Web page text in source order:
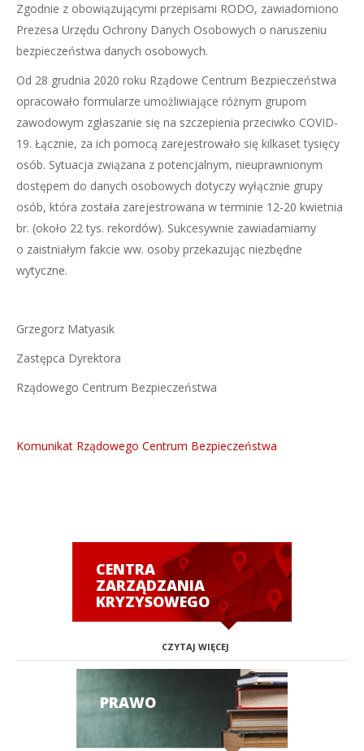
Zgodnie z obowiązującymi przepisami RODO, zawiadomiono
Prezesa Urzędu Ochrony Danych Osobowych o naruszeniu
bezpieczeństwa danych osobowych.
Od 28 grudnia 2020 roku Rządowe Centrum Bezpieczeństwa
opracowało formularze umożliwiające różnym grupom
zawodowym zgłaszanie się na szczepienia przeciwko COVID-
19. Łącznie, za ich pomocą zarejestrowało się kilkaset tysięcy
osób. Sytuacja związana z potencjalnym, nieuprawnionym
dostępem do danych osobowych dotyczy wyłącznie grupy
osób, która została zarejestrowana w terminie 12-20 kwietnia
br. (około 22 tys. rekordów). Sukcesywnie zawiadamiamy
o zaistniałym fakcie ww. osoby przekazując niezbędne
wytyczne.
Grzegorz Matyasik
Zastępca Dyrektora
Rządowego Centrum Bezpieczeństwa
Komunikat Rządowego Centrum Bezpieczeństwa
CENTRA
ZARZĄDZANIA
KRYZYSOWEGO
CZYTAJ WIĘCEJ
PRAWO